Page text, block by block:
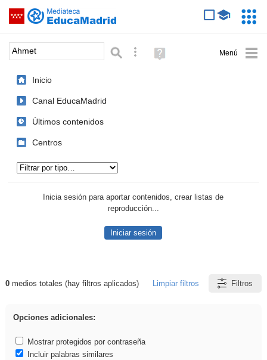
Saltar navegación
Palabra o frase: Búsqueda avanzada
Ayuda
(en
Inicio
Canal EducaMadrid
Últimos contenidos
Centros
Inicia sesión para aportar contenidos, crear listas de
reproducción...
Iniciar sesión
Resultados de: Ahmet
0medios totales (hay filtros aplicados) Limpiar filtros Filtros
Opciones adicionales:
Mostrar protegidos por contraseña
Incluir palabras similares